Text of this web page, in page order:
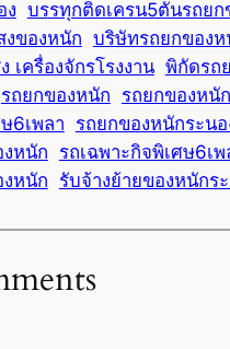
ง บรรทุกติดเครน5ตันรถยก
งของหนัก บริษัทรถยกของห
เครื่องจักรโรงงาน พิกัดรถ
รถยกของหนัก รถยกของหนั
6เพลา รถยกของหนักระนอ
งหนัก รถเฉพาะกิจพิเศษ6เพ
งหนัก รับจ้างย้ายของหนักร